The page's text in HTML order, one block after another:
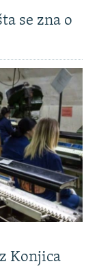
se zna o
Konjica